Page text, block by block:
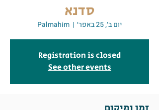
סדנא
יום ב׳, 25 באפר׳
  |
Palmahim
Registration is closed
See other events